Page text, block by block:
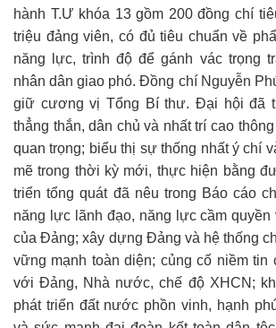
hành T.Ư khóa 13 gồm 200 đồng chí
triệu đảng viên, có đủ tiêu chuẩn về
năng lực, trình độ để gánh vác trọng
nhân dân giao phó. Đồng chí Nguyễn
giữ cương vị Tổng Bí thư. Đại hội đã
thẳng thắn, dân chủ và nhất trí cao
quan trọng; biểu thị sự thống nhất ý chí
mẽ trong thời kỳ mới, thực hiện bằng
triển tổng quát đã nêu trong Báo cáo
năng lực lãnh đạo, năng lực cầm
của Đảng; xây dựng Đảng và hệ thống
vững mạnh toàn diện; củng cố niềm tin
với Đảng, Nhà nước, chế độ XHCN;
phát triển đất nước phồn vinh, hạnh